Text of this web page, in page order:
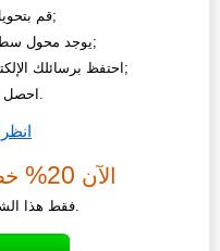
قم بتحويل المئات من الملفات في 3 نقرات;
يوجد محول سطح المكتب الذي يعمل بدون إنترنت;
احتفظ برسائلك الإلكترونية بأمان، لا ترسلها عبر الإنترنت;
احصل على نتائج أكثر دقة مع محرك أقوى.
الآن 20%
*فقط هذا الشهر. غير متاح للبائعين.